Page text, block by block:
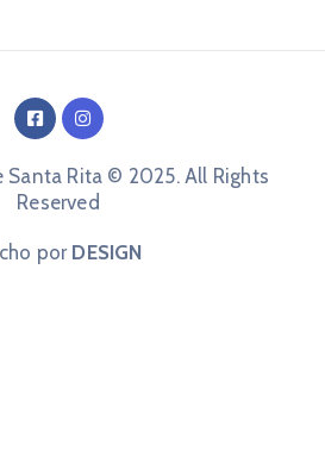
Rita © 2025. All Rights
Reserved
por DESIGN